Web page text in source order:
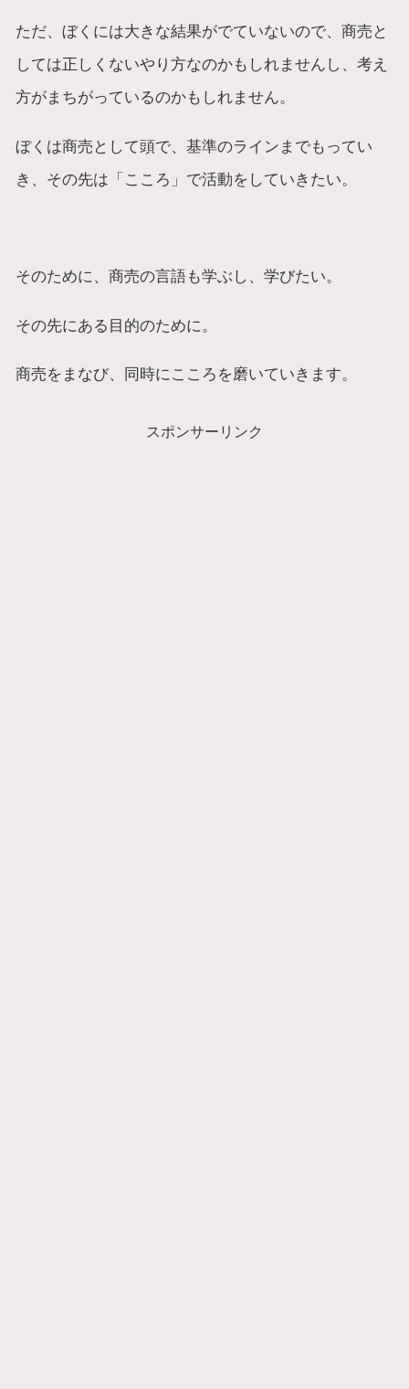
ただ、ぼくには大きな結果がでていないので、商売と
しては正しくないやり方なのかもしれませんし、考え
方がまちがっているのかもしれません。
ぼくは商売として頭で、基準のラインまでもってい
き、その先は「こころ」で活動をしていきたい。
そのために、商売の言語も学ぶし、学びたい。
その先にある目的のために。
商売をまなび、同時にこころを磨いていきます。
スポンサーリンク